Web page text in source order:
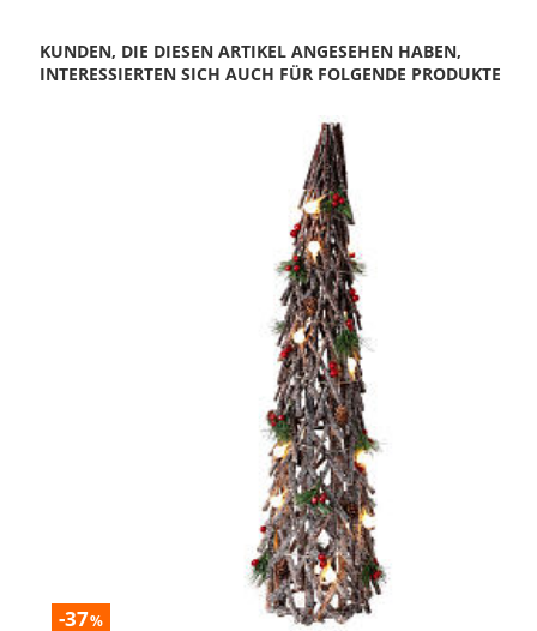
KUNDEN, DIE DIESEN ARTIKEL ANGESEHEN HABEN,
INTERESSIERTEN SICH AUCH FÜR FOLGENDE PRODUKTE
-37%